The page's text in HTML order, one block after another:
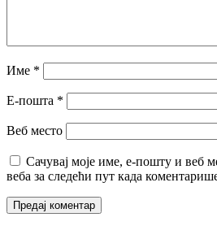
Име *
Е-пошта *
Веб место
Сачувај моје име, е-пошту и веб
веба за следећи пут када